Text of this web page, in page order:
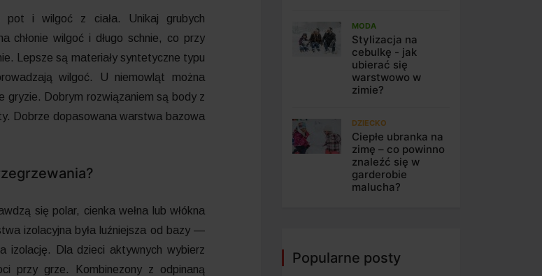
pot i wilgoć z ciała. Unikaj grubych
chłonie wilgoć i długo schnie, co przy
Lepsze są materiały syntetyczne typu
wilgoć. U niemowląt można
gryzie. Dobrym rozwiązaniem są body z
Dobrze dopasowana warstwa bazowa
się polar, cienka wełna lub włókna
izolacyjna była luźniejsza od bazy —
izolację. Dla dzieci aktywnych wybierz
przy grze. Kombinezony z odpinaną
MODA
Stylizacja na
cebulkę - jak
ubierać się
warstwowo w
zimie?
DZIECKO
Ciepłe ubranka na
zimę – co powinno
znaleźć się w
garderobie
malucha?
Popularne posty